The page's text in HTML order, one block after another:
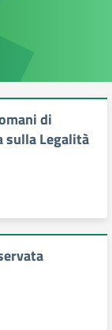
di
sulla Legalità